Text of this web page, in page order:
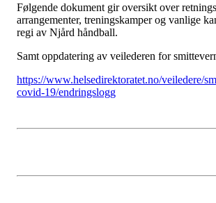
Følgende dokument gir oversikt over
arrangementer, treningskamper og vanlige
regi av Njård håndball.
Samt oppdatering av veilederen for
https://www.helsedirektoratet.no/veiledere/
covid-19/endringslogg